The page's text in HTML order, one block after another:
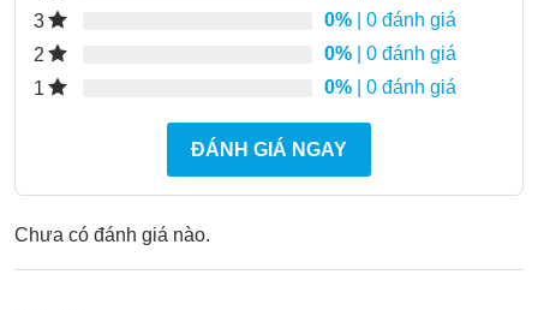
3
0% | 0 đánh giá
2
0% | 0 đánh giá
1
0% | 0 đánh giá
ĐÁNH GIÁ NGAY
Chưa có đánh giá nào.